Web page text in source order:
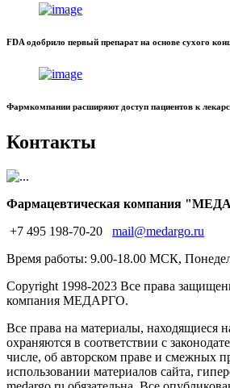
FDA одобрило первый препарат на основе сухого
Фармкомпании расширяют доступ пациентов к
Контакты
Фармацевтическая компания
+7 495 198-70-20
mail@medargo.ru
Время работы: 9.00-18.00 МСК,
Copyright 1998-2023 Все права
компания МЕДАРГО.
Все права на материалы, находящиеся
охраняются в соответствии с
числе, об авторском праве и смежных
использовании материалов сайта,